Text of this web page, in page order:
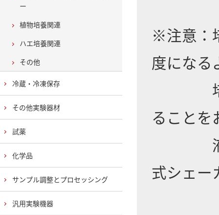
※注意：
度になる
培養
ることを
液体
式シェー
ー
植物培養関連
ハエ培養関連
その他
冷蔵・冷凍保存
その他実験器材
試薬
化学品
サンプル調整とプロセッシング
汎用実験機器